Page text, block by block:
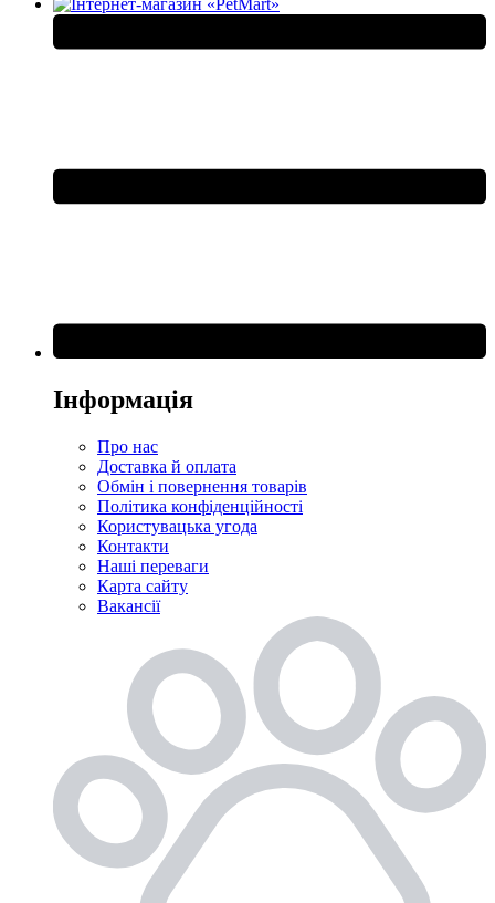
Інформація
Про нас
Доставка й оплата
Обмін і повернення товарів
Політика конфіденційності
Користувацька угода
Контакти
Наші переваги
Карта сайту
Вакансії